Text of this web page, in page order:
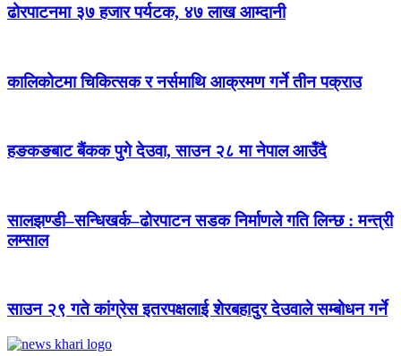
ढोरपाटनमा ३७ हजार पर्यटक, ४७ लाख आम्दानी
कालिकोटमा चिकित्सक र नर्समाथि आक्रमण गर्ने तीन पक्राउ
हङकङबाट बैंकक पुगे देउवा, साउन २८ मा नेपाल आउँदै
सालझण्डी–सन्धिखर्क–ढोरपाटन सडक निर्माणले गति लिन्छ : मन्त्री
लम्साल
साउन २९ गते कांग्रेस इतरपक्षलाई शेरबहादुर देउवाले सम्बोधन गर्ने